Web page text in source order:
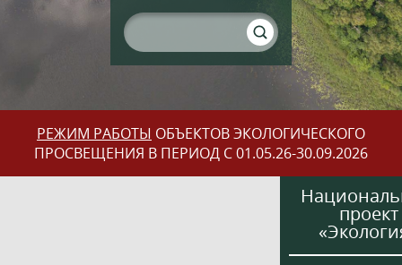
РЕЖИМ РАБОТЫ ОБЪЕКТОВ ЭКОЛОГИЧЕСКОГО
ПРОСВЕЩЕНИЯ В ПЕРИОД С 01.05.26-30.09.2026
проект